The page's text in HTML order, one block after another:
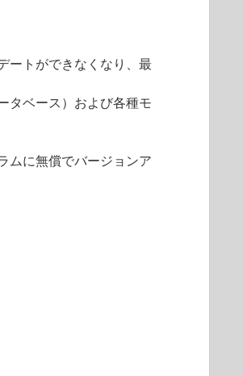
ートができなくなり、最
タベース）および各種モ
ムに無償でバージョンア